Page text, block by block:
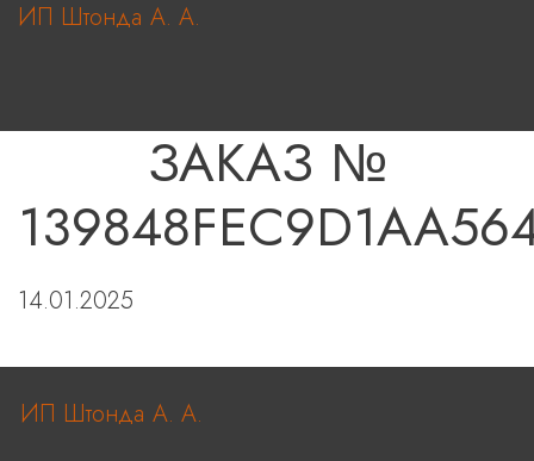
ИП Штонда А. А.
ЗАКАЗ №
14.01.2025
ИП Штонда А. А.